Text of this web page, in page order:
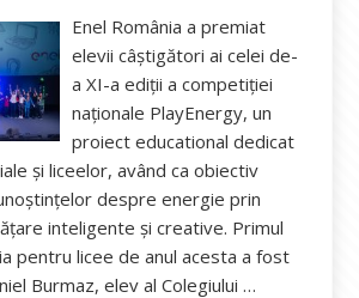
Enel România a premiat
elevii câştigători ai celei de-
a XI-a ediţii a competiţiei
naţionale PlayEnergy, un
proiect educational dedicat
şi liceelor, având ca obiectiv
despre energie prin
inteligente şi creative. Primul
pentru licee de anul acesta a fost
Burmaz, elev al Colegiului …